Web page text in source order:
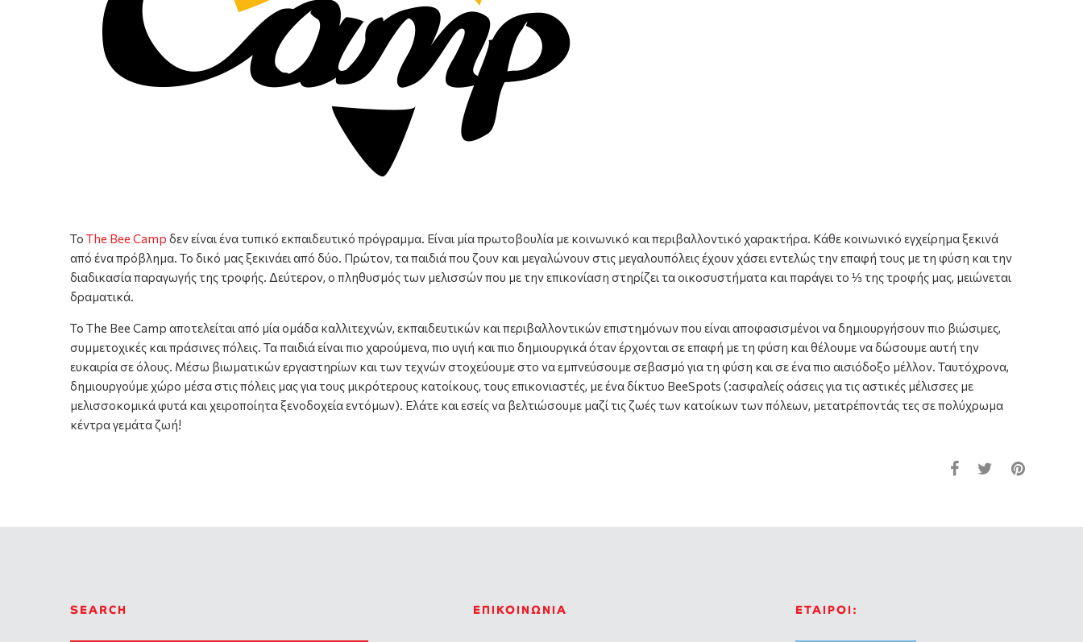
To The Bee Camp δεν είναι ένα τυπικό εκπαιδευτικό πρόγραμμα. Είναι μία πρωτοβουλία με κοινωνικό και περιβαλλοντικό χαρακτήρα. Κάθε κοινωνικό εγχείρημα ξεκινά
από ένα πρόβλημα. Το δικό μας ξεκινάει από δύο. Πρώτον, τα παιδιά που ζουν και μεγαλώνουν στις μεγαλουπόλεις έχουν χάσει εντελώς την επαφή τους με τη φύση και την
διαδικασία παραγωγής της τροφής. Δεύτερον, ο πληθυσμός των μελισσών που με την επικονίαση στηρίζει τα οικοσυστήματα και παράγει το ⅓ της τροφής μας, μειώνεται
δραματικά.
Το The Bee Camp αποτελείται από μία ομάδα καλλιτεχνών, εκπαιδευτικών και περιβαλλοντικών επιστημόνων που είναι αποφασισμένοι να δημιουργήσουν πιο βιώσιμες,
συμμετοχικές και πράσινες πόλεις. Τα παιδιά είναι πιο χαρούμενα, πιο υγιή και πιο δημιουργικά όταν έρχονται σε επαφή με τη φύση και θέλουμε να δώσουμε αυτή την
ευκαιρία σε όλους. Μέσω βιωματικών εργαστηρίων και των τεχνών στοχεύουμε στο να εμπνεύσουμε σεβασμό για τη φύση και σε ένα πιο αισιόδοξο μέλλον. Ταυτόχρονα,
δημιουργούμε χώρο μέσα στις πόλεις μας για τους μικρότερους κατοίκους, τους επικονιαστές, με ένα δίκτυο BeeSpots (:ασφαλείς οάσεις για τις αστικές μέλισσες με
μελισσοκομικά φυτά και χειροποίητα ξενοδοχεία εντόμων). Ελάτε και εσείς να βελτιώσουμε μαζί τις ζωές των κατοίκων των πόλεων, μετατρέποντάς τες σε πολύχρωμα
κέντρα γεμάτα ζωή!
SEARCH ΕΠΙΚΟΙΝΩΝΊΑ ΕΤΑΙΡΟΙ: